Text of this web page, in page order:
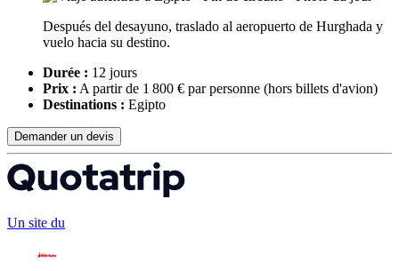
Después del desayuno, traslado al aeropuerto de Hurghada y
vuelo hacia su destino.
Durée : 12 jours
Prix : A partir de 1 800 € par personne (hors billets d'avion)
Destinations : Egipto
Demander un devis
Un site du